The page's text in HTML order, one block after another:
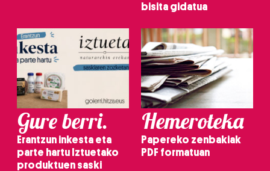
bisita gidatua
Gure berri.
Erantzun inkesta eta
parte hartu Iztuetako
produktuen saski
Hemeroteka
Papereko zenbakiak
PDF formatuan